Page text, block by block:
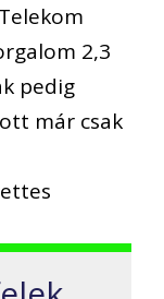
2,3
pedig
már csak